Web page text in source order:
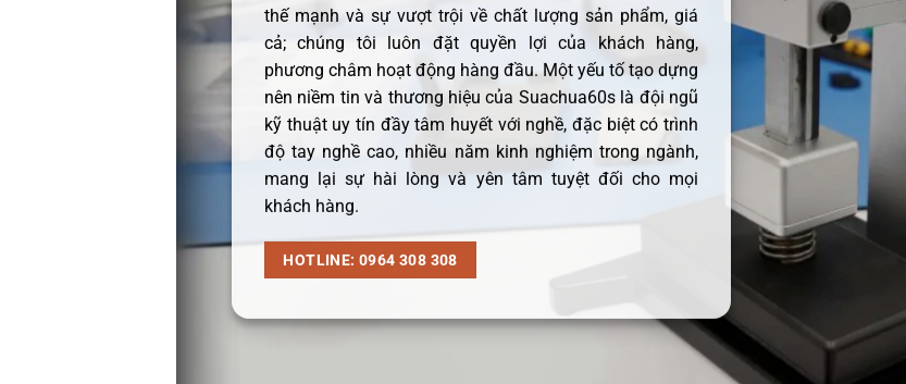
thế mạnh và sự vượt trội về chất lượng sản phẩm, giá
cả; chúng tôi luôn đặt quyền lợi của khách hàng,
phương châm hoạt động hàng đầu. Một yếu tố tạo dựng
nên niềm tin và thương hiệu của Suachua60s là đội ngũ
kỹ thuật uy tín đầy tâm huyết với nghề, đặc biệt có trình
độ tay nghề cao, nhiều năm kinh nghiệm trong ngành,
mang lại sự hài lòng và yên tâm tuyệt đối cho mọi
khách hàng.
HOTLINE: 0964 308 308